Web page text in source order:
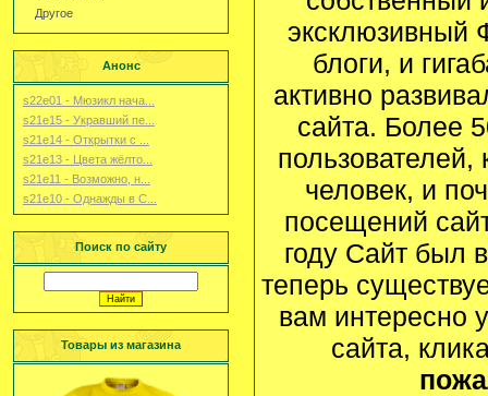
Другое
Анонс
s22e01 - Мюзикл нача...
s21e15 - Укравший пе...
s21e14 - Открытки с ...
s21e13 - Цвета жёлто...
s21e11 - Возможно, н...
s21e10 - Однажды в С...
Поиск по сайту
Товары из магазина
эксклюзивный
блоги, и
активно
сайта. Более
пользователей,
человек, и
посещений
году Сайт был
теперь
вам интересно
сайта,